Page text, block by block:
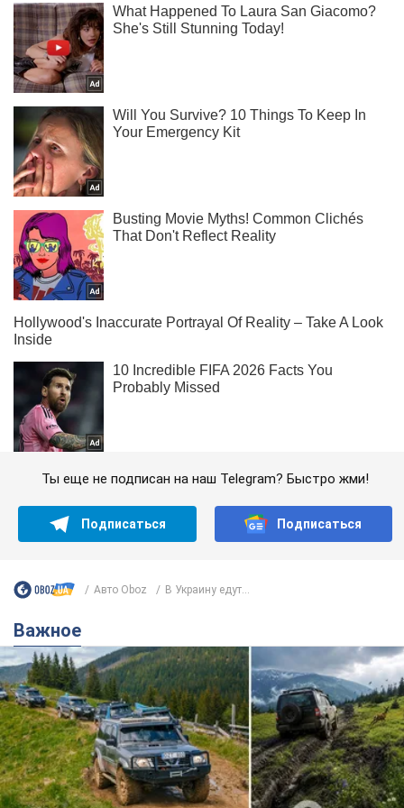
Ты еще не подписан на наш Telegram? Быстро жми!
Подписаться Подписаться
Авто Oboz В Украину едут...
Важное